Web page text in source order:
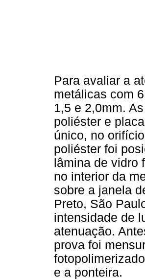
Para avaliar a
metálicas com
1,5 e 2,0mm.
poliéster e
único, no
poliéster foi
lâmina de vidro
no interior da
sobre a janela
Preto, São
intensidade de
atenuação.
prova foi
e a ponteira.